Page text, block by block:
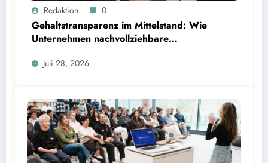
Gehaltstransparenz im Mittelstand: Wie Unternehmen nachvollziehbare Vergütungsmodelle
schaffenRedaktion 0
Gehaltstransparenz im Mittelstand: Wie
Unternehmen nachvollziehbare
Vergütungsmodelle schaffen
Juli 28, 2026